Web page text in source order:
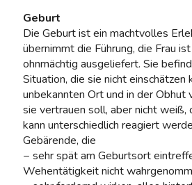
Geburt
Die Geburt ist ein machtvolles
übernimmt die Führung, die Frau
ohnmächtig ausgeliefert. Sie
Situation, die sie nicht einschätzen
unbekannten Ort und in der Obhut
sie vertrauen soll, aber nicht weiß,
kann unterschiedlich reagiert
Gebärende, die
− sehr spät am Geburtsort
Wehentätigkeit nicht